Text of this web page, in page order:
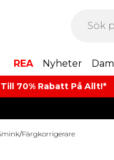
REA Nyheter Dam
70% Rabatt På Allt!*
/Färgkorrigerare